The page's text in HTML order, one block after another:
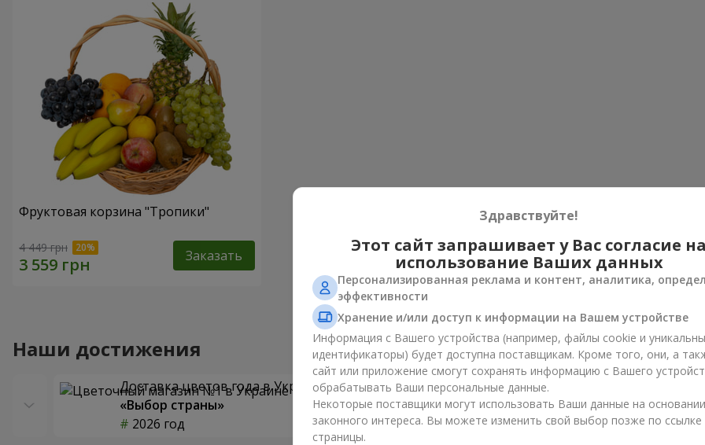
Фруктовая корзина "Тропики"
4 449 грн Заказать
Наши достижения
Доставка цветов года в Украине
«Выбор страны»
2026 год
Лучший цветочный магазин
«Ukrainian Business Award»
2026 год
«Выбор
2025
Здравствуйте!
Этот сайт запрашивает у Вас согласие на
использование Ваших данных
Персонализированная реклама и контент, аналитика,
эффективности
Хранение и/или доступ к информации на Вашем устройстве
Информация с Вашего устройства (например, файлы cookie и
идентификаторы) будет доступна поставщикам. Кроме того, они, а
сайт или приложение смогут сохранять информацию с Вашего
обрабатывать Ваши персональные данные.
Некоторые поставщики могут использовать Ваши данные на основании
законного интереса. Вы можете изменить свой выбор позже по ссылке
страницы.